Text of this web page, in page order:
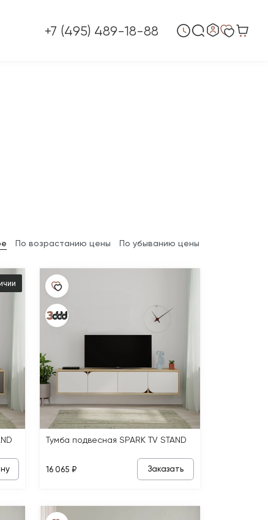
+7 (495) 489-18-88
По возрастанию цены По убыванию цены
Тумба подвесная SPARK TV STAND
16 065 ₽ Заказать